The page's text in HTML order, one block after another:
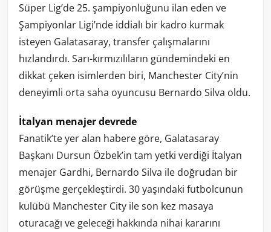
Süper Lig’de 25. şampiyonluğunu ilan eden ve
Şampiyonlar Ligi’nde iddialı bir kadro kurmak
isteyen Galatasaray, transfer çalışmalarını
hızlandırdı. Sarı-kırmızılıların gündemindeki en
dikkat çeken isimlerden biri, Manchester City’nin
deneyimli orta saha oyuncusu Bernardo Silva oldu.
İtalyan menajer devrede
Fanatik’te yer alan habere göre, Galatasaray
Başkanı Dursun Özbek’in tam yetki verdiği İtalyan
menajer Gardhi, Bernardo Silva ile doğrudan bir
görüşme gerçekleştirdi. 30 yaşındaki futbolcunun
kulübü Manchester City ile son kez masaya
oturacağı ve geleceği hakkında nihai kararını